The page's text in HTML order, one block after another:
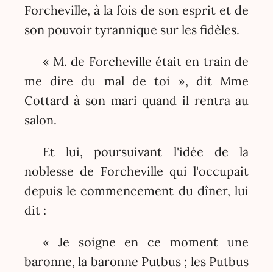
Forcheville, à la fois de son esprit et de
son pouvoir tyrannique sur les fidèles.
« M. de Forcheville était en train de
me dire du mal de toi », dit Mme
Cottard à son mari quand il rentra au
salon.
Et lui, poursuivant l'idée de la
noblesse de Forcheville qui l'occupait
depuis le commencement du dîner, lui
dit :
« Je soigne en ce moment une
baronne, la baronne Putbus ; les Putbus